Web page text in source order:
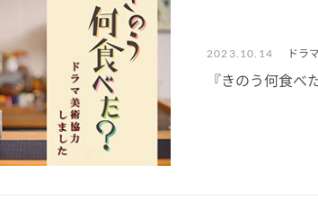
2023.10.14 ドラ
『きのう何食